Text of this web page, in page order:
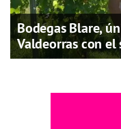
Bodegas Blare,
Valdeorras con